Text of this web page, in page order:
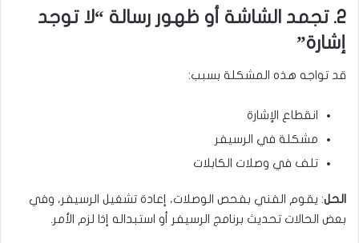
2. تجمد الشاشة أو ظهور رسالة “لا توجد
إشارة”
قد تواجه هذه المشكلة بسبب:
انقطاع الإشارة
مشكلة في الرسيفر
تلف في وصلات الكابلات
الحل: يقوم الفني بفحص الوصلات، إعادة تشغيل الرسيفر، وفي
بعض الحالات تحديث برنامج الرسيفر أو استبداله إذا لزم الأمر.